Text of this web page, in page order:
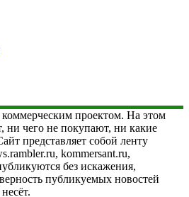
проектом. На этом
ни чего не покупают, ни какие
представляет собой ленту
kommersant.ru,
без искажения,
публикуемых новостей